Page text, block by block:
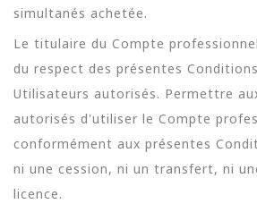
simultanés achetée.
Le titulaire du Compte
du respect des présentes
Utilisateurs autorisés. Permettre
autorisés d'utiliser le Compte
conformément aux présentes
ni une cession, ni un transfert, ni
licence.